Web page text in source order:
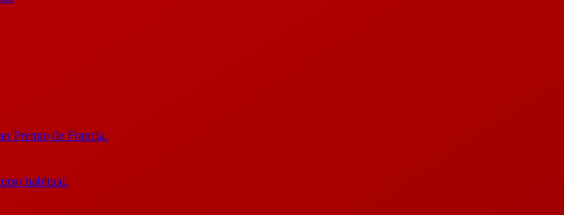
Premio de Francia.
habitual.